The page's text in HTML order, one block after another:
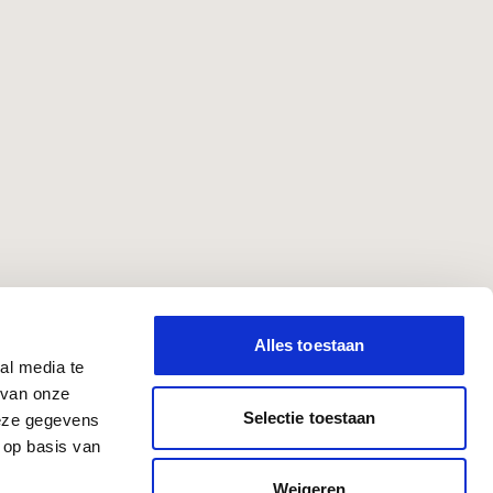
media te
onze
gegevens
basis van
Alles toestaan
Selectie toestaan
Weigeren